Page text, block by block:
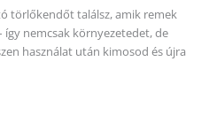
törlőkendőt találsz, amik remek
nemcsak környezetedet, de
használat után kimosod és újra